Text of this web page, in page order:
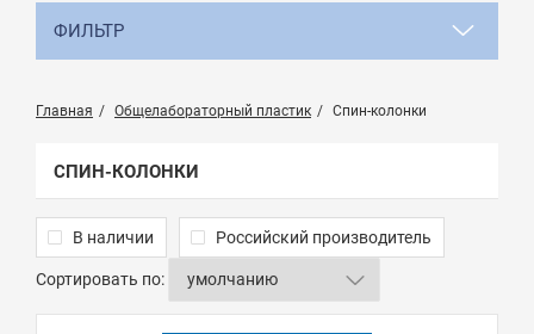
ФИЛЬТР
Главная Общелабораторный пластик Спин-колонки
СПИН-КОЛОНКИ
В наличии Российский производитель
Сортировать по: